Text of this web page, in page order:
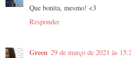
Que bonita, mesmo! <3
Responder
Green 29 de março de 2021 às